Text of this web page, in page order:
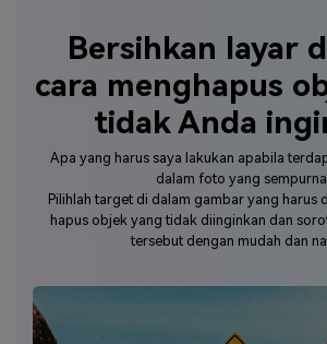
Bersihkan layar
cara menghapus
tidak Anda
Apa yang harus saya lakukan apabila
dalam foto yang
Pilihlah target di dalam gambar yang harus
hapus objek yang tidak diinginkan dan
tersebut dengan mudah dan